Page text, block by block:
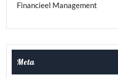
Financieel Management
Meta